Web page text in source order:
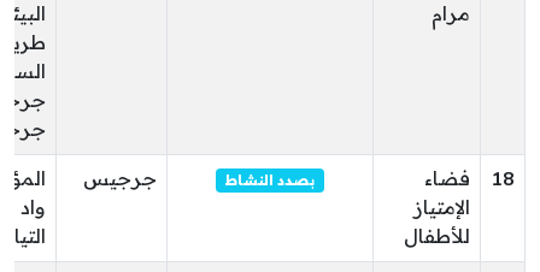
مرام
البيئة
18
فضاء
الإمتياز
للأطفال
بصدد النشاط جرجيس
واد